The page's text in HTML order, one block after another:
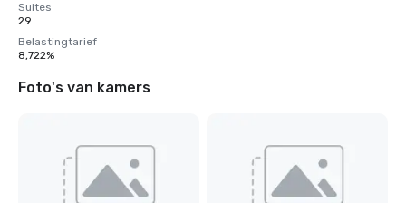
Suites
29
Belastingtarief
8,722%
Foto's van kamers